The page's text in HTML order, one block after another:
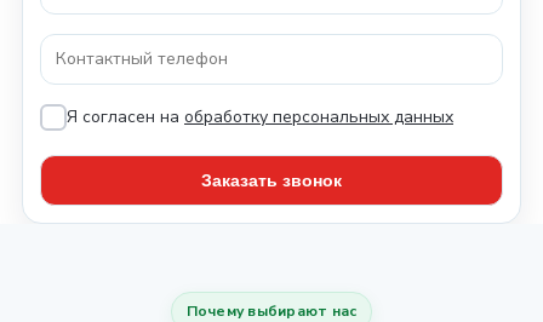
Я согласен на обработку персональных данных
Почему выбирают нас